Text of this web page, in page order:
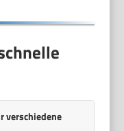
verschiedene